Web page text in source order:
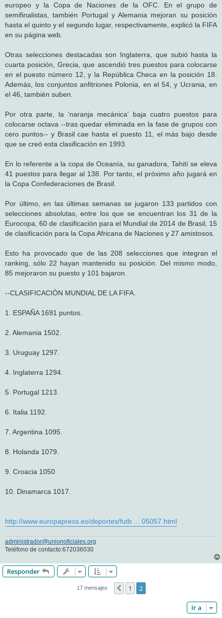
europeo y la Copa de Naciones de la OFC. En el grupo de
semifinalistas, también Portugal y Alemania mejoran su posición
hasta el quinto y el segundo lugar, respectivamente, explicó la FIFA
en su página web.
Otras selecciones destacadas son Inglaterra, que subió hasta la
cuarta posición, Grecia, que ascendió tres puestos para colocarse
en el puesto número 12, y la República Checa en la posición 18.
Además, los conjuntos anfitriones Polonia, en el 54, y Ucrania, en
el 46, también suben.
Por otra parte, la 'naranja mecánica' baja cuatro puestos para
colocarse octava --tras quedar eliminada en la fase de grupos con
cero puntos-- y Brasil cae hasta el puesto 11, el más bajo desde
que se creó esta clasificación en 1993.
En lo referente a la copa de Oceanía, su ganadora, Tahití se eleva
41 puestos para llegar al 138. Por tanto, el próximo año jugará en
la Copa Confederaciones de Brasil.
Por último, en las últimas semanas se jugaron 133 partidos con
selecciones absolutas, entre los que se encuentran los 31 de la
Eurocopa, 60 de clasificación para el Mundial de 2014 de Brasil, 15
de clasificación para la Copa Africana de Naciones y 27 amistosos.
Esto ha provocado que de las 208 selecciones que integran el
ranking, sólo 22 hayan mantenido su posición. Del mismo modo,
85 mejoraron su puesto y 101 bajaron.
--CLASIFICACIÓN MUNDIAL DE LA FIFA.
1. ESPAÑA 1691 puntos.
2. Alemania 1502.
3. Uruguay 1297.
4. Inglaterra 1294.
5. Portugal 1213.
6. Italia 1192.
7. Argentina 1095.
8. Holanda 1079.
9. Croacia 1050.
10. Dinamarca 1017.
http://www.europapress.es/deportes/futb ... 05057.html
administrador@unionoficiales.org
Teléfono de contacto:672036030
Responder
17 mensajes Anterior
1 2
Ir a